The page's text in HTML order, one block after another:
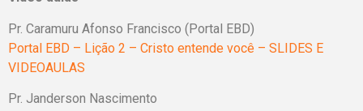
Pr. Caramuru Afonso Francisco (Portal EBD)
Portal EBD – Lição 2 – Cristo entende você – SLIDES E
VIDEOAULAS
Pr. Janderson Nascimento